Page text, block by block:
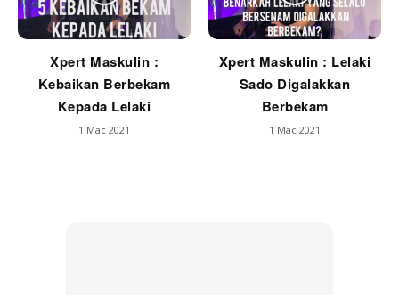
Xpert Maskulin :
Kebaikan Berbekam
Kepada Lelaki
1 Mac 2021
Xpert Maskulin : Lelaki
Sado Digalakkan
Berbekam
1 Mac 2021